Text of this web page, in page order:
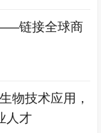
链接全球商
物技术应用，
人才